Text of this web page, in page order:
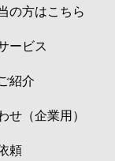
の方はこちら
ービス
紹介
せ（企業用）
頼